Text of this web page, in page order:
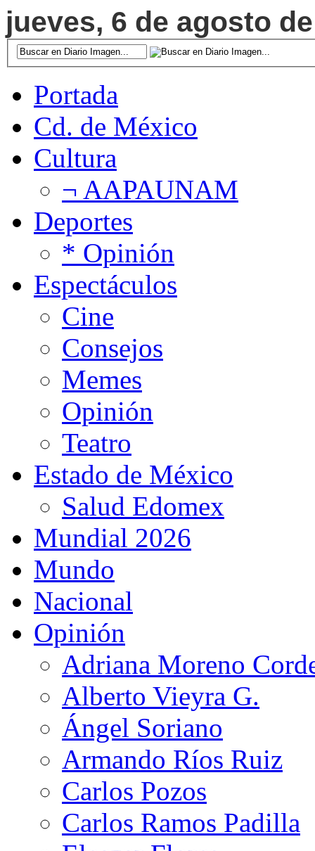
jueves, 6 de agosto
Portada
Cd. de México
Cultura
¬ AAPAUNAM
Deportes
* Opinión
Espectáculos
Cine
Consejos
Memes
Opinión
Teatro
Estado de México
Salud Edomex
Mundial 2026
Mundo
Nacional
Opinión
Adriana Moreno
Alberto Vieyra G.
Ángel Soriano
Armando Ríos Ruiz
Carlos Pozos
Carlos Ramos Padilla